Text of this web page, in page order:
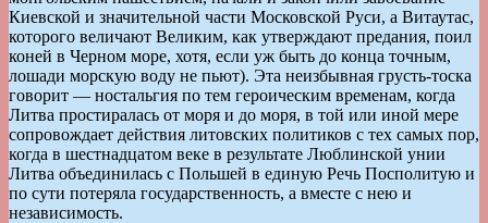
Киевской и значительной части Московской Руси, а Витаутас,
которого величают Великим, как утверждают предания, поил
коней в Черном море, хотя, если уж быть до конца точным,
лошади морскую воду не пьют). Эта неизбывная грусть-тоска
говорит — ностальгия по тем героическим временам, когда
Литва простиралась от моря и до моря, в той или иной мере
сопровождает действия литовских политиков с тех самых пор,
когда в шестнадцатом веке в результате Люблинской унии
Литва объединилась с Польшей в единую Речь Посполитую и
по сути потеряла государственность, а вместе с нею и
независимость.